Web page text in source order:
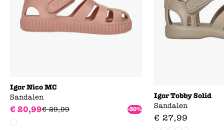
Igor Nico MC
Sandalen
€ 20,99€ 29,99 -30%
Igor Tobby Solid
Sandalen
€ 27,99